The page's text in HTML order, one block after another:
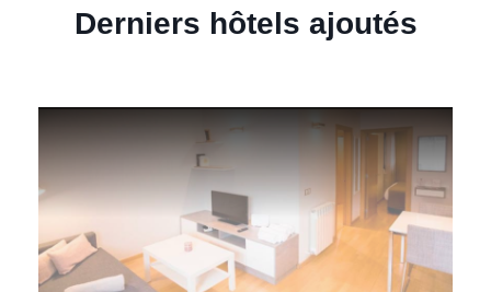
Derniers hôtels ajoutés